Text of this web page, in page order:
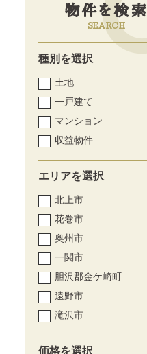
物件を検索
SEARCH
種別を選択
土地
一戸建て
マンション
収益物件
エリアを選択
北上市
花巻市
奥州市
一関市
胆沢郡金ケ崎町
遠野市
滝沢市
価格を選択